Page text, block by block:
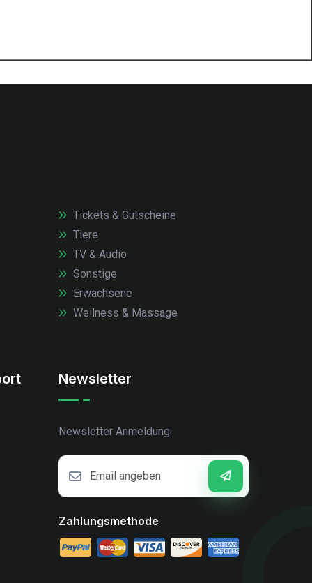
Tickets & Gutscheine
Tiere
TV & Audio
Sonstige
Erwachsene
Wellness & Massage
Newsletter
Newsletter Anmeldung
Zahlungsmethode